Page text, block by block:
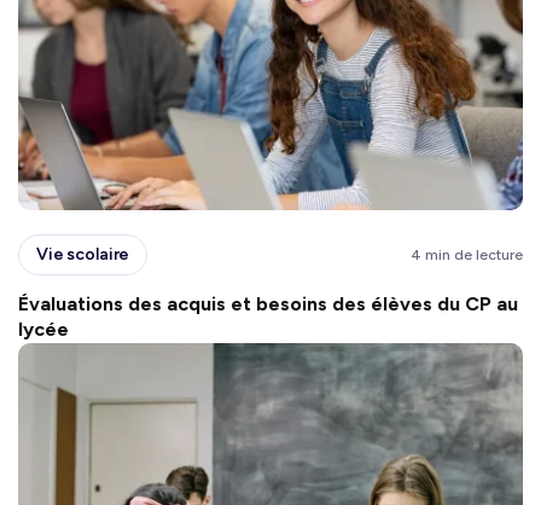
Vie scolaire 4 min de lecture
Évaluations des acquis et besoins des élèves du CP au
lycée